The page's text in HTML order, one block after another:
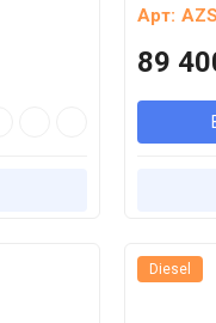
Арт:
89
Diesel